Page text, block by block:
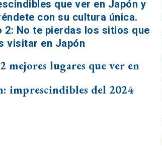
mejores lugares que ver en
imprescindibles del 2024